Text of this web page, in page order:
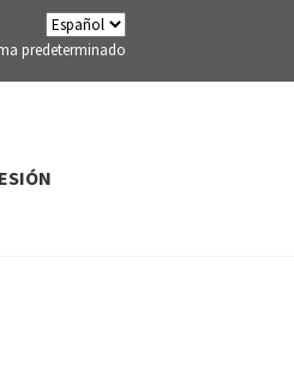
predeterminado